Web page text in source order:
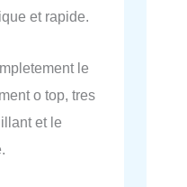
et rapide.
le
o top, tres
et le